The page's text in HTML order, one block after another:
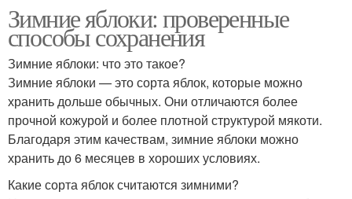
Зимние яблоки: проверенные
способы сохранения
Зимние яблоки: что это такое?
Зимние яблоки — это сорта яблок, которые можно
хранить дольше обычных. Они отличаются более
прочной кожурой и более плотной структурой мякоти.
Благодаря этим качествам, зимние яблоки можно
хранить до 6 месяцев в хороших условиях.
Какие сорта яблок считаются зимними?